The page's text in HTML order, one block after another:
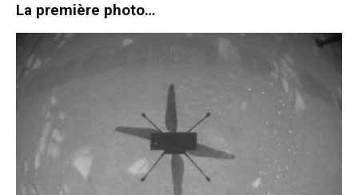
La première photo…